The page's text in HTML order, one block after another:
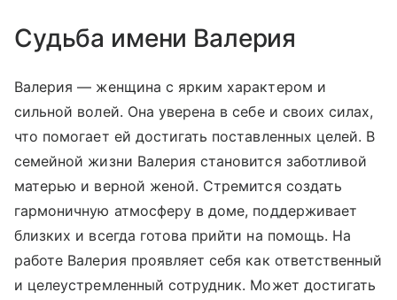
Судьба имени Валерия
Валерия — женщина с ярким характером и
сильной волей. Она уверена в себе и своих силах,
что помогает ей достигать поставленных целей. В
семейной жизни Валерия становится заботливой
матерью и верной женой. Стремится создать
гармоничную атмосферу в доме, поддерживает
близких и всегда готова прийти на помощь. На
работе Валерия проявляет себя как ответственный
и целеустремленный сотрудник. Может достигать